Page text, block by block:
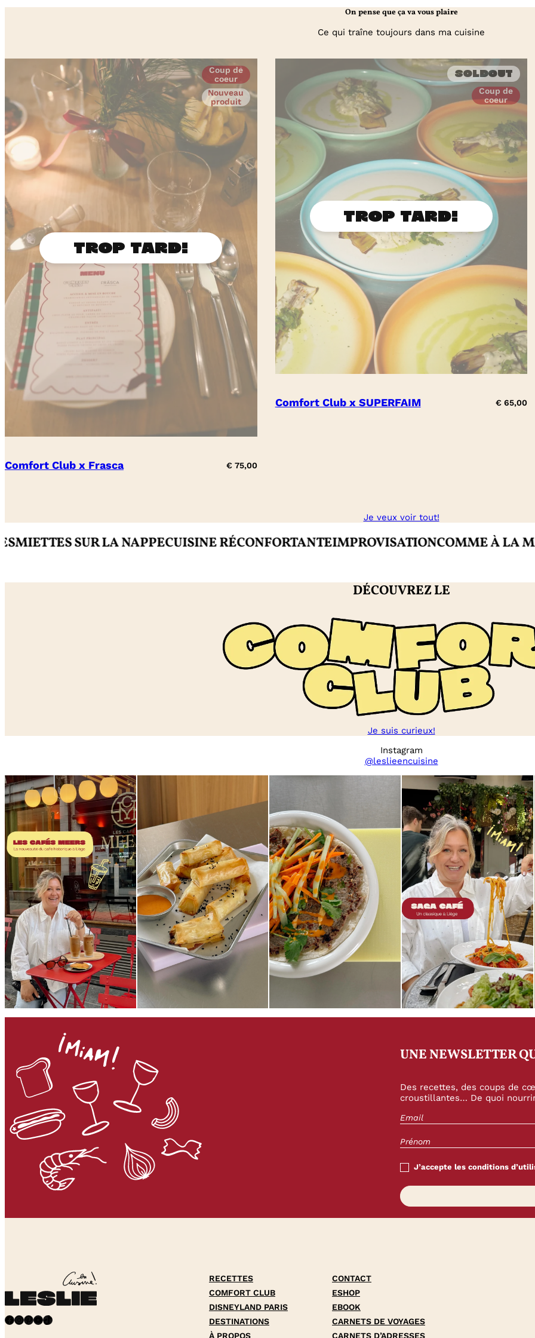
On pense que ça va vous plaire
Ce qui traîne toujours dans ma cuisine
Coup de
coeur
Nouveau
produit
Comfort Club x Frasca €75,00
Soldout
Coup de
coeur
Comfort Club x SUPERFAIM € 65,00
Je veux voir tout!
SUR LA NAPPECUISINE RÉCONFORTANTEIMPROVISATIONCOMME À LA
DÉCOUVREZ LE
Je suis curieux!
Instagram
@leslieencuisine
UNE NEWSLETTER
Des recettes, des coups de
croustillantes… De quoi
J’accepte les conditions
Facebook InstagramPinterest YouTube TikTok
RECETTES
COMFORT CLUB
DISNEYLAND PARIS
DESTINATIONS
À PROPOS
CONTACT
ESHOP
EBOOK
CARNETS DE VOYAGES
CARNETS D’ADRESSES